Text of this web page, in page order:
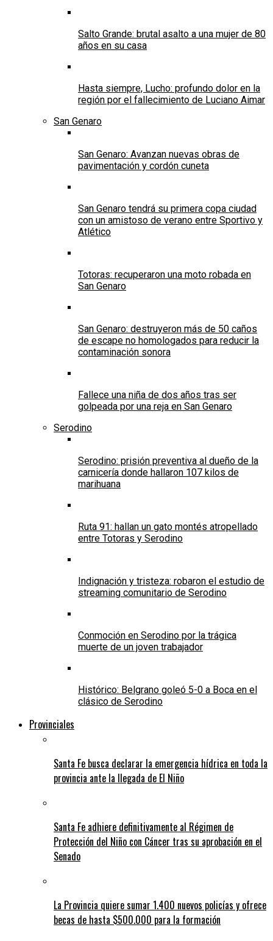
Salto Grande: brutal asalto a una mujer de 80
años en su casa
Hasta siempre, Lucho: profundo dolor en la
región por el fallecimiento de Luciano Aimar
San Genaro
San Genaro: Avanzan nuevas obras de
pavimentación y cordón cuneta
San Genaro tendrá su primera copa ciudad
con un amistoso de verano entre Sportivo y
Atlético
Totoras: recuperaron una moto robada en
San Genaro
San Genaro: destruyeron más de 50 caños
de escape no homologados para reducir la
contaminación sonora
Fallece una niña de dos años tras ser
golpeada por una reja en San Genaro
Serodino
Serodino: prisión preventiva al dueño de la
carnicería donde hallaron 107 kilos de
marihuana
Ruta 91: hallan un gato montés atropellado
entre Totoras y Serodino
Indignación y tristeza: robaron el estudio de
streaming comunitario de Serodino
Conmoción en Serodino por la trágica
muerte de un joven trabajador
Histórico: Belgrano goleó 5-0 a Boca en el
clásico de Serodino
Provinciales
Santa Fe busca declarar la emergencia hídrica en toda la
provincia ante la llegada de El Niño
Santa Fe adhiere definitivamente al Régimen de
Protección del Niño con Cáncer tras su aprobación en el
Senado
La Provincia quiere sumar 1.400 nuevos policías y ofrece
becas de hasta $500.000 para la formación